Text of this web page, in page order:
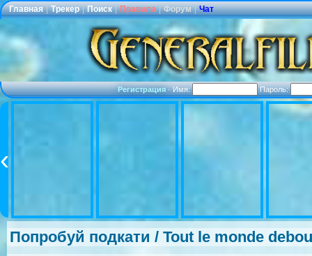
Главная | Трекер | Поиск | Правила | Форум | Чат
Регистрация·Имя: Пароль:
Попробуй подкати / Tout le monde